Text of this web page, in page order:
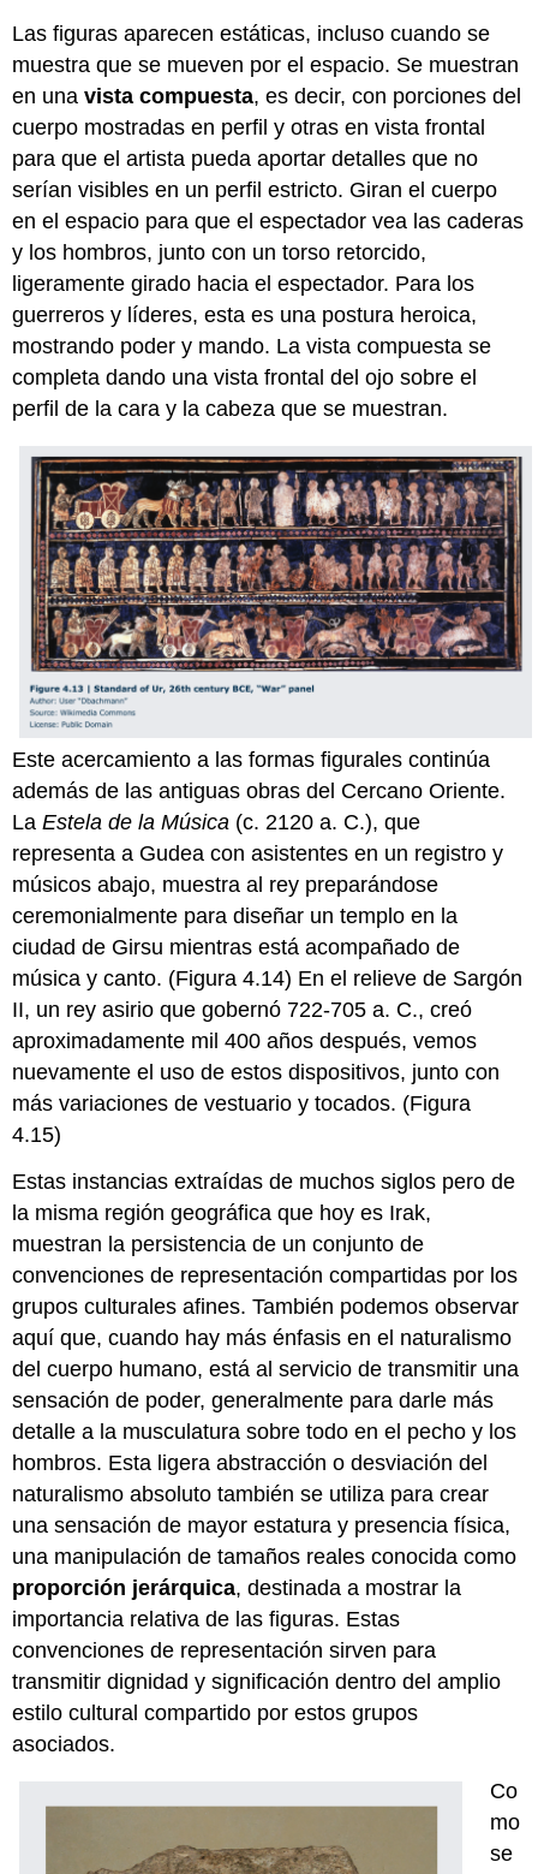
Las figuras aparecen estáticas, incluso cuando se
muestra que se mueven por el espacio. Se muestran
en unavista compuesta, es decir, con porciones del
cuerpo mostradas en perfil y otras en vista frontal
para que el artista pueda aportar detalles que no
serían visibles en un perfil estricto. Giran el cuerpo
en el espacio para que el espectador vea las caderas
y los hombros, junto con un torso retorcido,
ligeramente girado hacia el espectador. Para los
guerreros y líderes, esta es una postura heroica,
mostrando poder y mando. La vista compuesta se
completa dando una vista frontal del ojo sobre el
perfil de la cara y la cabeza que se muestran.
Este acercamiento a las formas figurales continúa
además de las antiguas obras del Cercano Oriente.
LaEstela de la Música (c. 2120 a. C.), que
representa a Gudea con asistentes en un registro y
músicos abajo, muestra al rey preparándose
ceremonialmente para diseñar un templo en la
ciudad de Girsu mientras está acompañado de
música y canto. (Figura 4.14) En el relieve de Sargón
II, un rey asirio que gobernó 722-705 a. C., creó
aproximadamente mil 400 años después, vemos
nuevamente el uso de estos dispositivos, junto con
más variaciones de vestuario y tocados. (Figura
4.15)
Estas instancias extraídas de muchos siglos pero de
la misma región geográfica que hoy es Irak,
muestran la persistencia de un conjunto de
convenciones de representación compartidas por los
grupos culturales afines. También podemos observar
aquí que, cuando hay más énfasis en el naturalismo
del cuerpo humano, está al servicio de transmitir una
sensación de poder, generalmente para darle más
detalle a la musculatura sobre todo en el pecho y los
hombros. Esta ligera abstracción o desviación del
naturalismo absoluto también se utiliza para crear
una sensación de mayor estatura y presencia física,
una manipulación de tamaños reales conocida como
proporción jerárquica, destinada a mostrar la
importancia relativa de las figuras. Estas
convenciones de representación sirven para
transmitir dignidad y significación dentro del amplio
estilo cultural compartido por estos grupos
asociados.
Co
mo
se